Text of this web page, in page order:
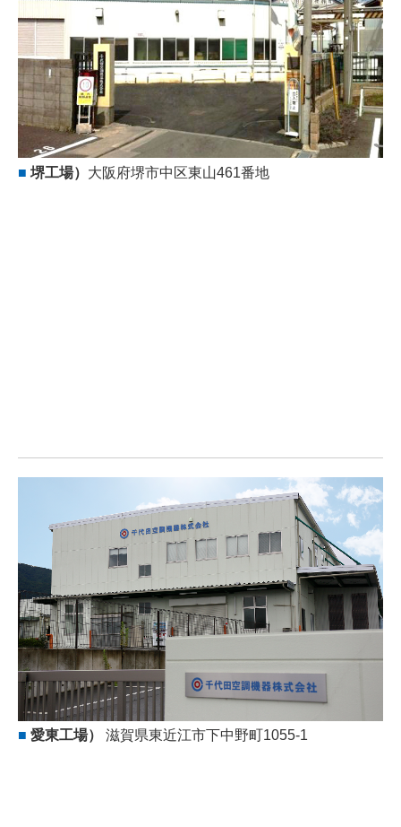
■ 堺工場） 大阪府堺市中区東山461番地
■ 愛東工場） 滋賀県東近江市下中野町1055-1